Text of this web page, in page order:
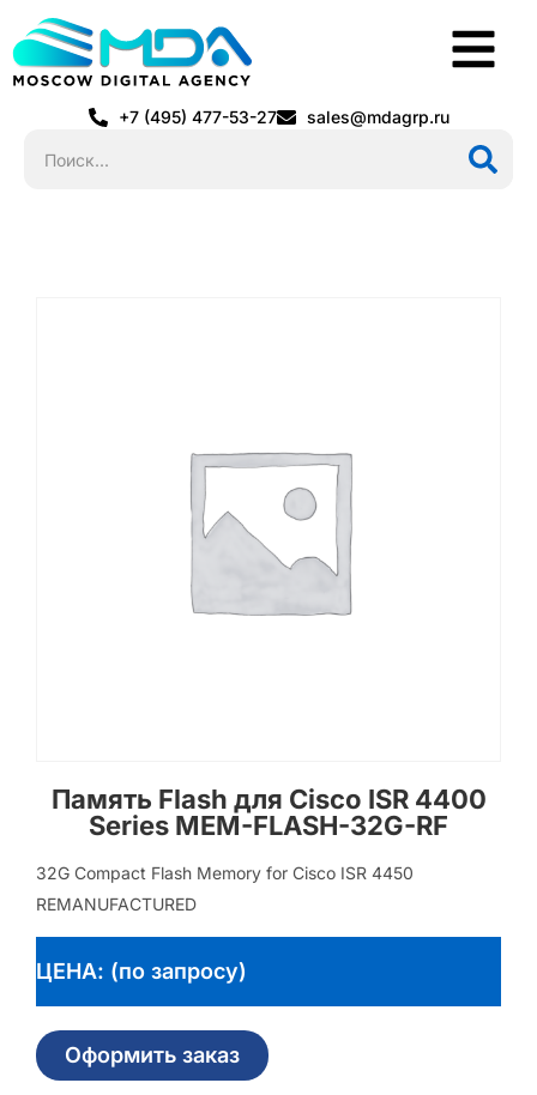
+7 (495) 477-53-27 sales@mdagrp.ru
Память Flash для Cisco ISR 4400
Series MEM-FLASH-32G-RF
32G Compact Flash Memory for Cisco ISR 4450
REMANUFACTURED
ЦЕНА: (по запросу)
Оформить заказ